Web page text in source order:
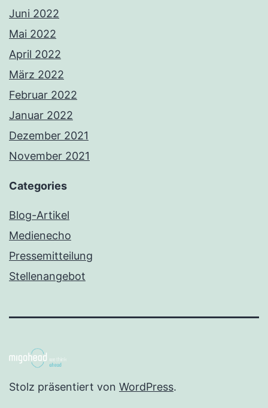
Juni 2022
Mai 2022
April 2022
März 2022
Februar 2022
Januar 2022
Dezember 2021
November 2021
Categories
Blog-Artikel
Medienecho
Pressemitteilung
Stellenangebot
Stolz präsentiert von WordPress.